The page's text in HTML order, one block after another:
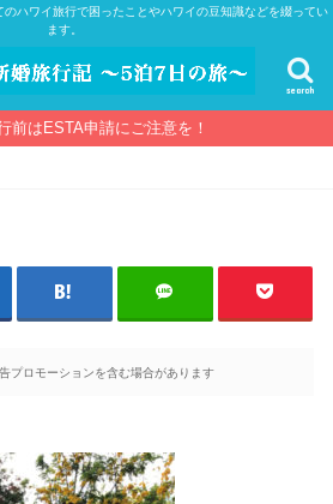
ハワイ旅行で困ったことやハワイの豆知識などを綴ってい
ます。
search
前はESTA申請にご注意を！
プロモーションを含む場合があります